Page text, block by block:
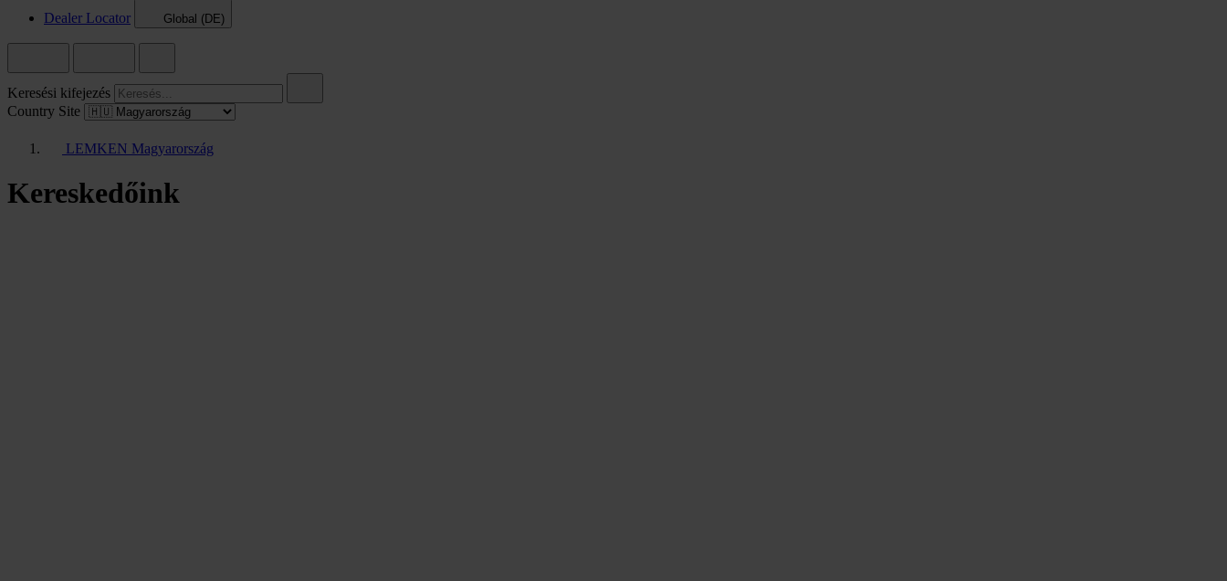
Dealer Locator
Global (DE)
Keresési kifejezés
Country Site
LEMKEN Magyarország
Kereskedőink